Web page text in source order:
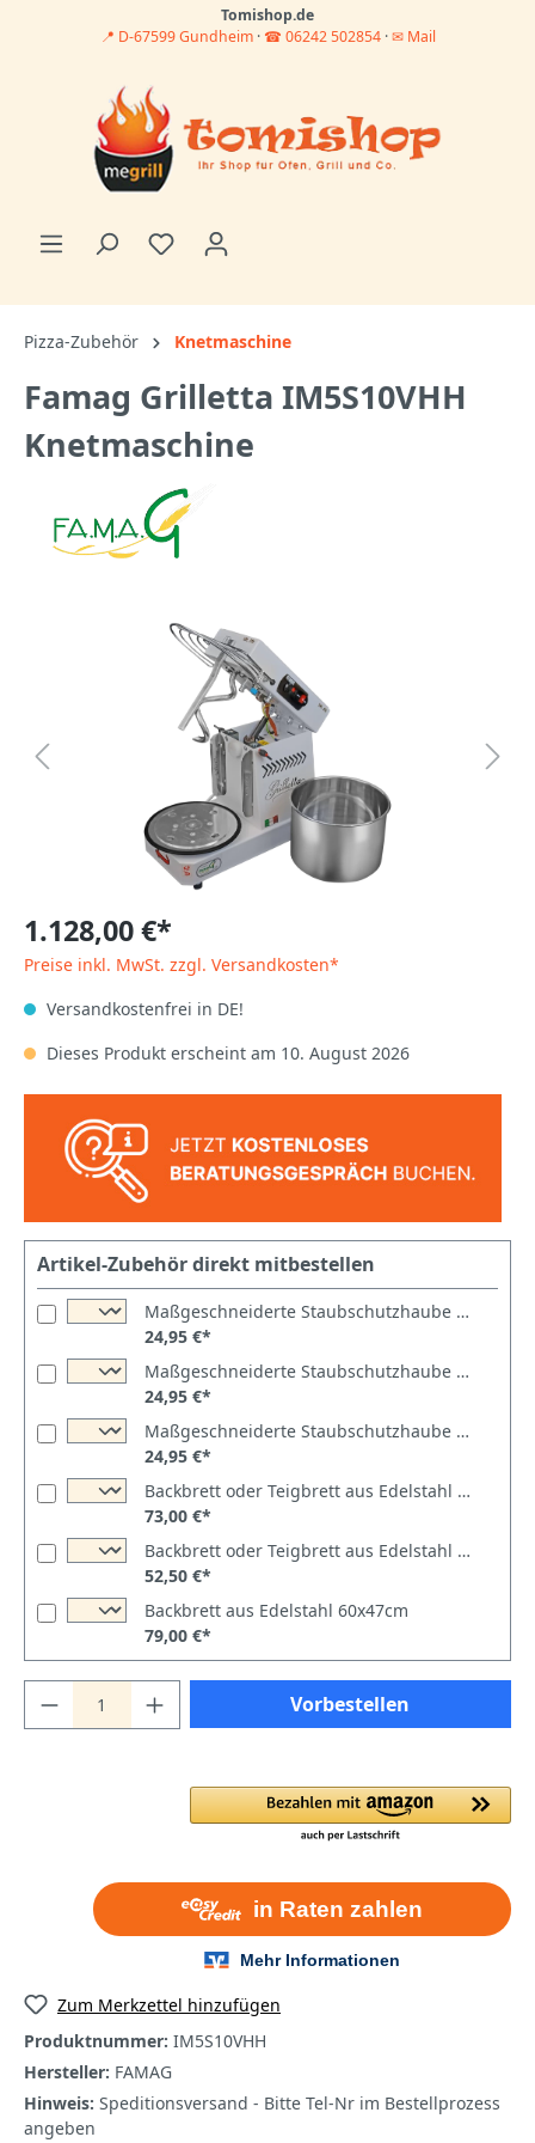
Tomishop.de
📍 D-67599 Gundheim · ☎ 06242 502854·✉ Mail
Pizza-Zubehör Knetmaschine
Famag Grilletta IM5S10VHH
Knetmaschine
1.128,00 €*
Preise inkl. MwSt. zzgl. Versandkosten*
Versandkostenfrei in DE!
Dieses Produkt erscheint am 10. August 2026
Artikel-Zubehör direkt mitbestellen
Maßgeschneiderte Staubschutzhaube für EffeUno Pizzaöfen P134HA und P234H - Hergestellt in Deutschland
24,95 €*
Maßgeschneiderte Staubschutzhaube für Grilletta Spiralknetmaschinen IM5 und IM5S - Hergestellt in Deutschland
24,95 €*
Maßgeschneiderte Staubschutzhaube für EffeUno Pizzaöfen P134H - Hergestellt in Deutschland
24,95 €*
Backbrett oder Teigbrett aus Edelstahl 75x47cm
73,00 €*
Backbrett oder Teigbrett aus Edelstahl 50x47 cm – Klein, fein, kompromisslos
52,50 €*
Backbrett aus Edelstahl 60x47cm
79,00 €*
Vorbestellen
Zum Merkzettel hinzufügen
Produktnummer: IM5S10VHH
Hersteller: FAMAG
Hinweis: Speditionsversand - Bitte Tel-Nr im Bestellprozess
angeben